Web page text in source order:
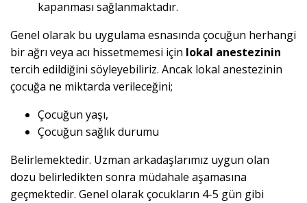
kapanması sağlanmaktadır.
Genel olarak bu uygulama esnasında çocuğun herhangi
bir ağrı veya acı hissetmemesi için lokal anestezinin
tercih edildiğini söyleyebiliriz. Ancak lokal anestezinin
çocuğa ne miktarda verileceğini;
Çocuğun yaşı,
Çocuğun sağlık durumu
Belirlemektedir. Uzman arkadaşlarımız uygun olan
dozu belirledikten sonra müdahale aşamasına
geçmektedir. Genel olarak çocukların 4-5 gün gibi